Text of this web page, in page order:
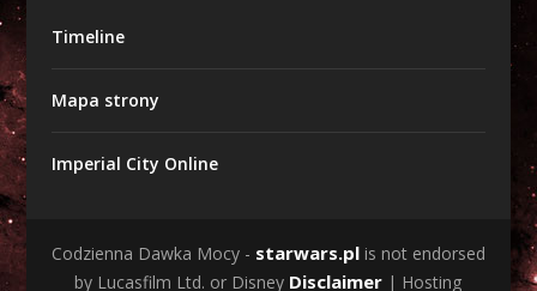
Timeline
Mapa strony
Imperial City Online
Codzienna Dawka Mocy - starwars.plis not endorsed
by Lucasfilm Ltd. or Disney Disclaimer | Hosting